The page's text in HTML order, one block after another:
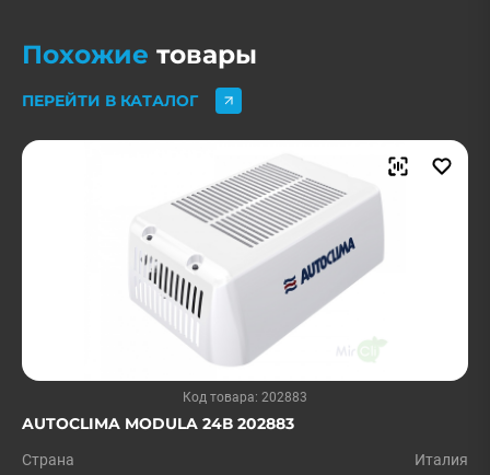
Похожие товары
ПЕРЕЙТИ В КАТАЛОГ
Код товара: 202883
AUTOCLIMA MODULA 24В 202883
Страна
Италия